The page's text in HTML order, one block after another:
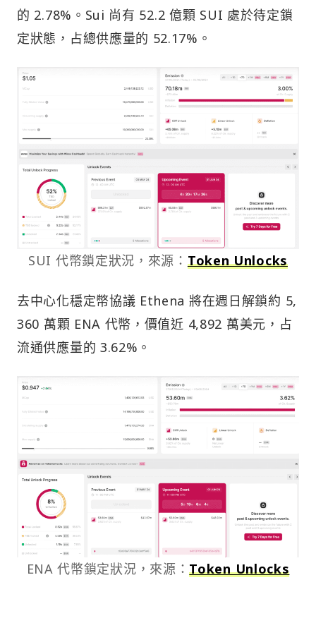
的 2.78%。Sui 尚有 52.2 億顆 SUI 處於待定鎖
定狀態，占總供應量的 52.17%。
SUI 代幣鎖定狀況，來源： Token Unlocks
去中心化穩定幣協議 Ethena 將在週日解鎖約 5,
360 萬顆 ENA 代幣，價值近 4,892 萬美元，占
流通供應量的 3.62%。
ENA 代幣鎖定狀況，來源：Token Unlocks